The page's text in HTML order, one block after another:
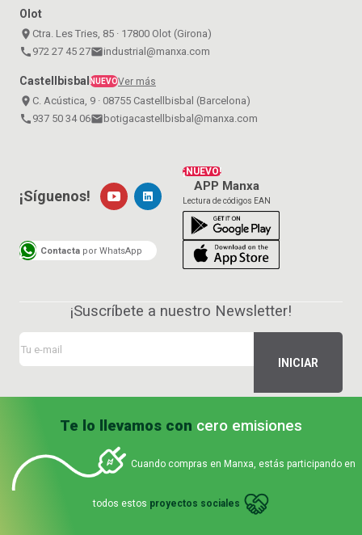
Olot
place Ctra. Les Tries, 85 · 17800 Olot (Girona)
call 972 27 45 27emailindustrial@manxa.com
Castellbisbal NUEVOVer más
place C. Acústica, 9 · 08755 Castellbisbal (Barcelona)
call 937 50 34 06email botigacastellbisbal@manxa.com
¡NUEVO!
APP Manxa
Lectura de códigos EAN
¡Síguenos!
Contacta por WhatsApp
¡Suscríbete a nuestro Newsletter!
Te lo llevamos con cero emisiones
Cuando compras en Manxa, estás participando en
todos estos proyectos sociales